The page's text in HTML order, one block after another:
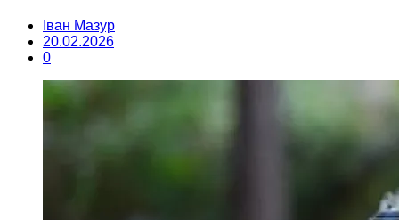
Іван Мазур
20.02.2026
0